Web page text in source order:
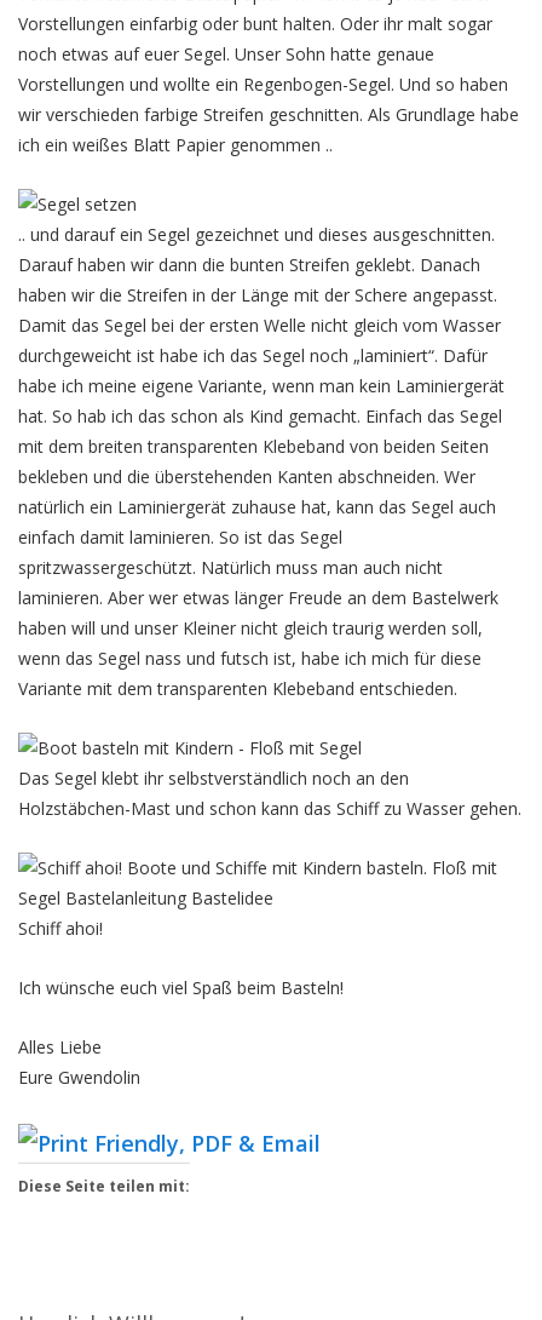
Vorstellungen einfarbig oder bunt halten. Oder ihr malt sogar
noch etwas auf euer Segel. Unser Sohn hatte genaue
Vorstellungen und wollte ein Regenbogen-Segel. Und so haben
wir verschieden farbige Streifen geschnitten. Als Grundlage habe
ich ein weißes Blatt Papier genommen ..
.. und darauf ein Segel gezeichnet und dieses ausgeschnitten.
Darauf haben wir dann die bunten Streifen geklebt. Danach
haben wir die Streifen in der Länge mit der Schere angepasst.
Damit das Segel bei der ersten Welle nicht gleich vom Wasser
durchgeweicht ist habe ich das Segel noch „laminiert“. Dafür
habe ich meine eigene Variante, wenn man kein Laminiergerät
hat. So hab ich das schon als Kind gemacht. Einfach das Segel
mit dem breiten transparenten Klebeband von beiden Seiten
bekleben und die überstehenden Kanten abschneiden. Wer
natürlich ein Laminiergerät zuhause hat, kann das Segel auch
einfach damit laminieren. So ist das Segel
spritzwassergeschützt. Natürlich muss man auch nicht
laminieren. Aber wer etwas länger Freude an dem Bastelwerk
haben will und unser Kleiner nicht gleich traurig werden soll,
wenn das Segel nass und futsch ist, habe ich mich für diese
Variante mit dem transparenten Klebeband entschieden.
Das Segel klebt ihr selbstverständlich noch an den
Holzstäbchen-Mast und schon kann das Schiff zu Wasser gehen.
Schiff ahoi!
Ich wünsche euch viel Spaß beim Basteln!
Alles Liebe
Eure Gwendolin
Diese Seite teilen mit: